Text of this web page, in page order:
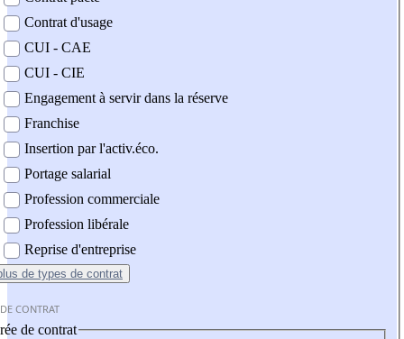
Contrat d'usage
CUI - CAE
CUI - CIE
Engagement à servir dans la réserve
Franchise
Insertion par l'activ.éco.
Portage salarial
Profession commerciale
Profession libérale
Reprise d'entreprise
de types de contrat
CONTRAT
de contrat